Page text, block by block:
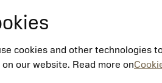
cookies and other technologies
our website. Read more on